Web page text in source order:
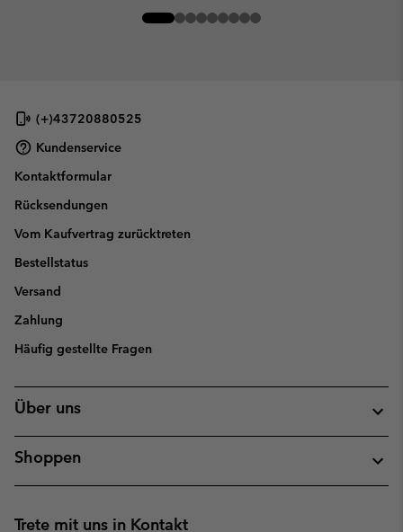
(+)43720880525
Kundenservice
Kontaktformular
Rücksendungen
Vom Kaufvertrag zurücktreten
Bestellstatus
Versand
Zahlung
Häufig gestellte Fragen
Über uns
Shoppen
Trete mit uns in Kontakt